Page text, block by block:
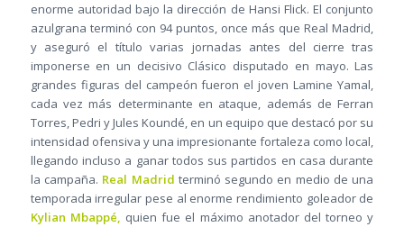
enorme autoridad bajo la dirección de Hansi Flick. El conjunto
azulgrana terminó con 94 puntos, once más que Real Madrid,
y aseguró el título varias jornadas antes del cierre tras
imponerse en un decisivo Clásico disputado en mayo. Las
grandes figuras del campeón fueron el joven Lamine Yamal,
cada vez más determinante en ataque, además de Ferran
Torres, Pedri y Jules Koundé, en un equipo que destacó por su
intensidad ofensiva y una impresionante fortaleza como local,
llegando incluso a ganar todos sus partidos en casa durante
la campaña. Real Madrid terminó segundo en medio de una
temporada irregular pese al enorme rendimiento goleador de
Kylian Mbappé, quien fue el máximo anotador del torneo y